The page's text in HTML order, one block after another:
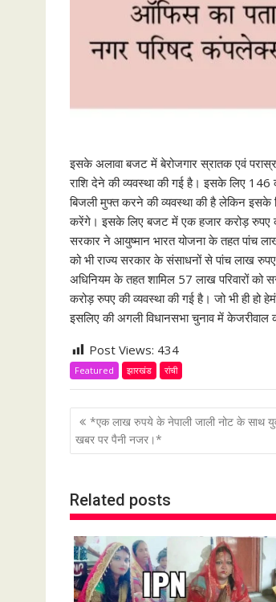
इसके अलावा बजट में बेरोजगार स्रातक एवं
राशि देने की व्यवस्था की गई है। इसके लिए
बिजली मुफ्त करने की व्यवस्था की है लेकिन इसके
करेंगे। इसके लिए बजट में एक हजार करोड़ रुपए
सरकार ने आयुष्मान भारत योजना के तहत पांच
को भी राज्य सरकार के संसाधनों से पांच लाख रुपए
अधिनियम के तहत शामिल 57 लाख परिवारों को
करोड़ रुपए की व्यवस्था की गई है। जो भी ही
इसलिए की अगली विधानसभा चुनाव में केजरीवाल
Post Views: 434
Featured झारखंड रांची
P
o
n
a
v
i
g
*एक लाख रुपये के नेपाली जाली नोट के साथ
खबर पर पैनी नजर।*
Related posts